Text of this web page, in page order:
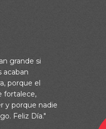
él, y os anunciamos: Dios
grande si
acaban
porque el
fortalece,
y porque nadie
Feliz Día."